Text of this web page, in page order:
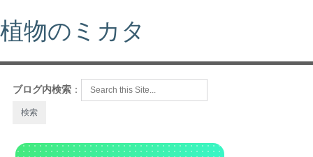
植物のミカタ
ブログ内検索 ：